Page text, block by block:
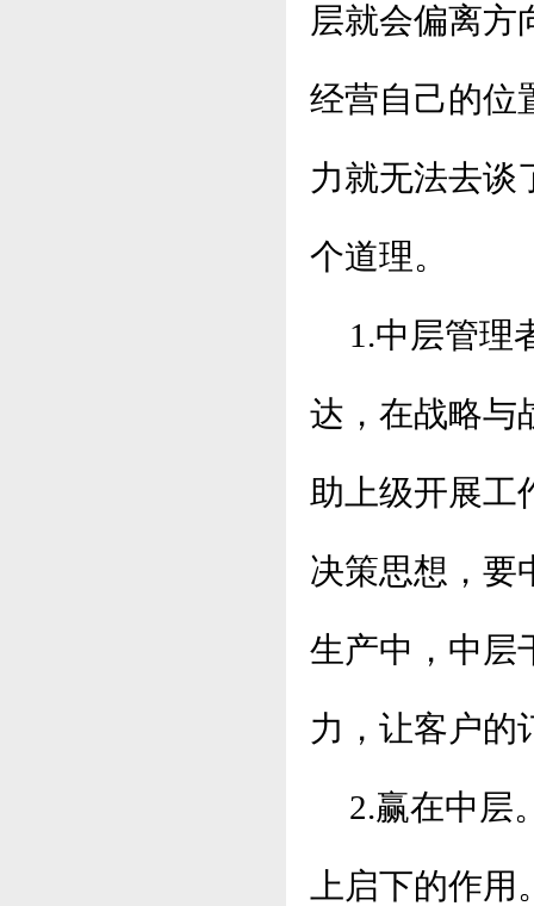
层就会偏离方
经营自己的位
力就无法去谈
个道理。
1.中层管理
达，在战略与
助上级开展工
决策思想，要
生产中，中层
力，让客户的
2.赢在中层
上启下的作